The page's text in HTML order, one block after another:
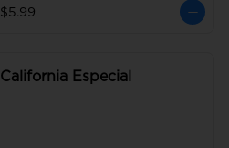
$5.99
California Especial